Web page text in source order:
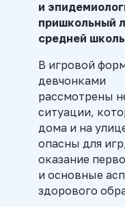
и
пришкольный
средней
В игровой
девчонками
рассмотрены
ситуации,
дома и на
опасны для
оказание
и основные
здорового